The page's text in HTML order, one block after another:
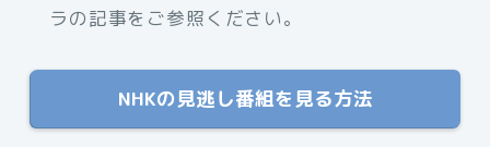
ラの記事をご参照ください。
NHKの見逃し番組を見る方法